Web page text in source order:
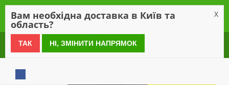
0 800 21 54 55
Вам необхідна доставка в Київ та
область?
X
ТАК НІ, ЗМІНИТИ НАПРЯМОК